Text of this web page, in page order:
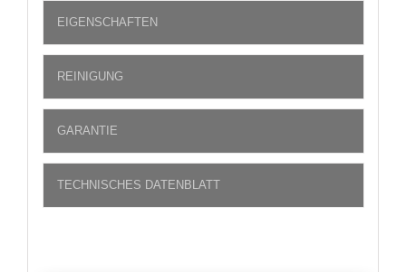
EIGENSCHAFTEN
REINIGUNG
GARANTIE
TECHNISCHES DATENBLATT